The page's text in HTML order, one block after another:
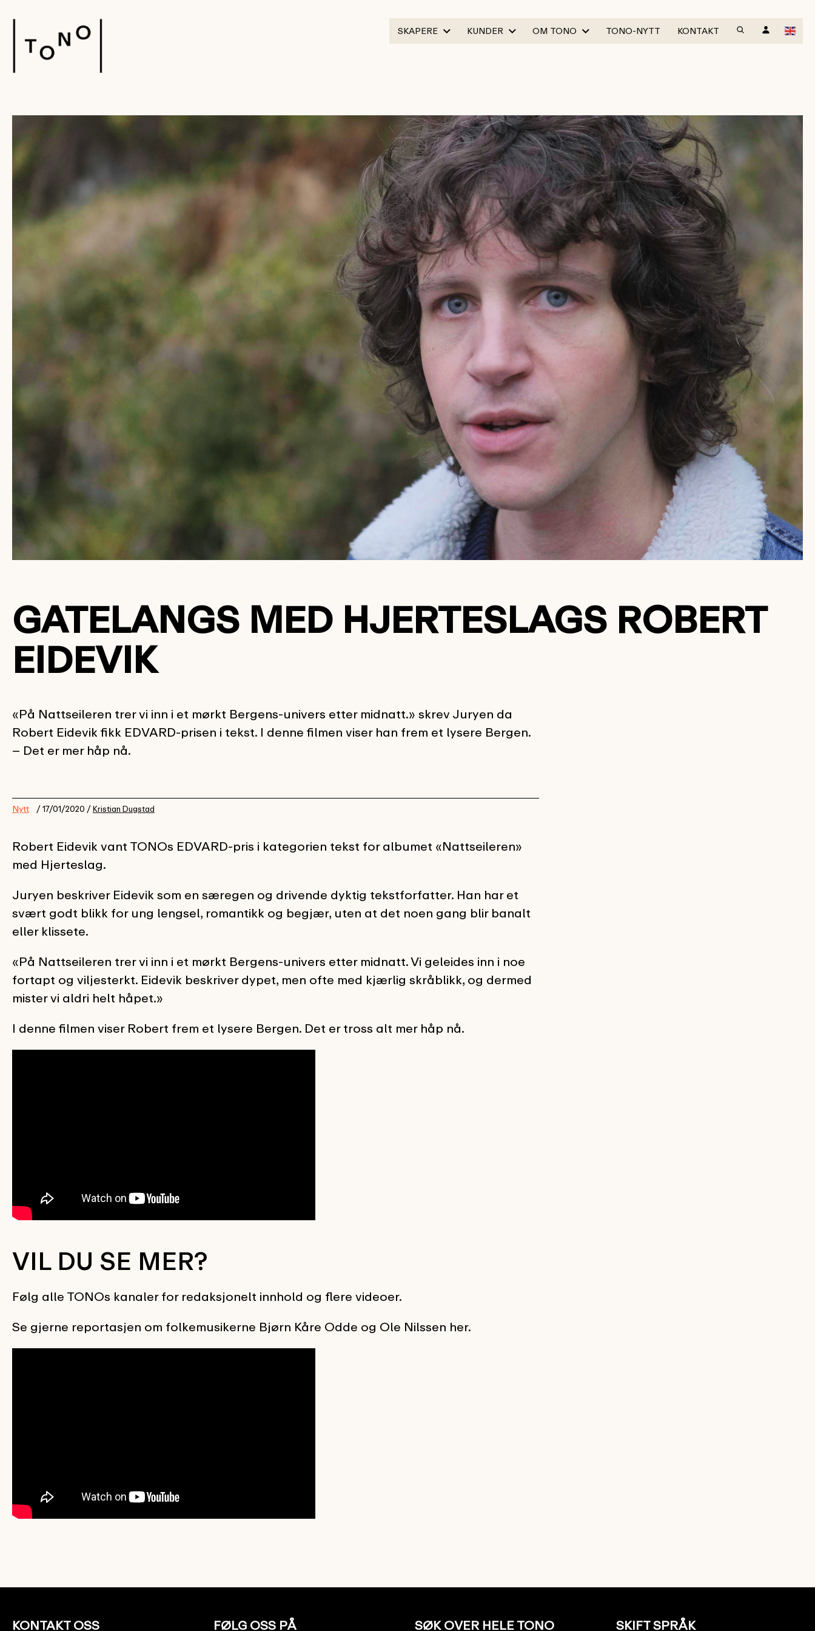
SKAPERE KUNDER OM TONO TONO-NYTT KONTAKT
GATELANGS MED HJERTESLAGS ROBERT
EIDEVIK
«På Nattseileren trer vi inn i et mørkt Bergens-univers etter midnatt.» skrev Juryen da
Robert Eidevik fikk EDVARD-prisen i tekst. I denne filmen viser han frem et lysere Bergen.
– Det er mer håp nå.
Nytt / 17/01/2020 /Kristian Dugstad
Robert Eidevik vant TONOs EDVARD-pris i kategorien tekst for albumet «Nattseileren»
med Hjerteslag.
Juryen beskriver Eidevik som en særegen og drivende dyktig tekstforfatter. Han har et
svært godt blikk for ung lengsel, romantikk og begjær, uten at det noen gang blir banalt
eller klissete.
«På Nattseileren trer vi inn i et mørkt Bergens-univers etter midnatt. Vi geleides inn i noe
fortapt og viljesterkt. Eidevik beskriver dypet, men ofte med kjærlig skråblikk, og dermed
mister vi aldri helt håpet.»
I denne filmen viser Robert frem et lysere Bergen. Det er tross alt mer håp nå.
VIL DU SE MER?
Følg alle TONOs kanaler for redaksjonelt innhold og flere videoer.
Se gjerne reportasjen om folkemusikerne Bjørn Kåre Odde og Ole Nilssen her.
KONTAKT OSS FØLG OSS PÅ SØK OVER HELE TONO SKIFT SPRÅK